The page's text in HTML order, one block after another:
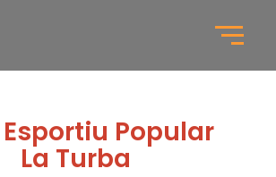
Popular
La Turba